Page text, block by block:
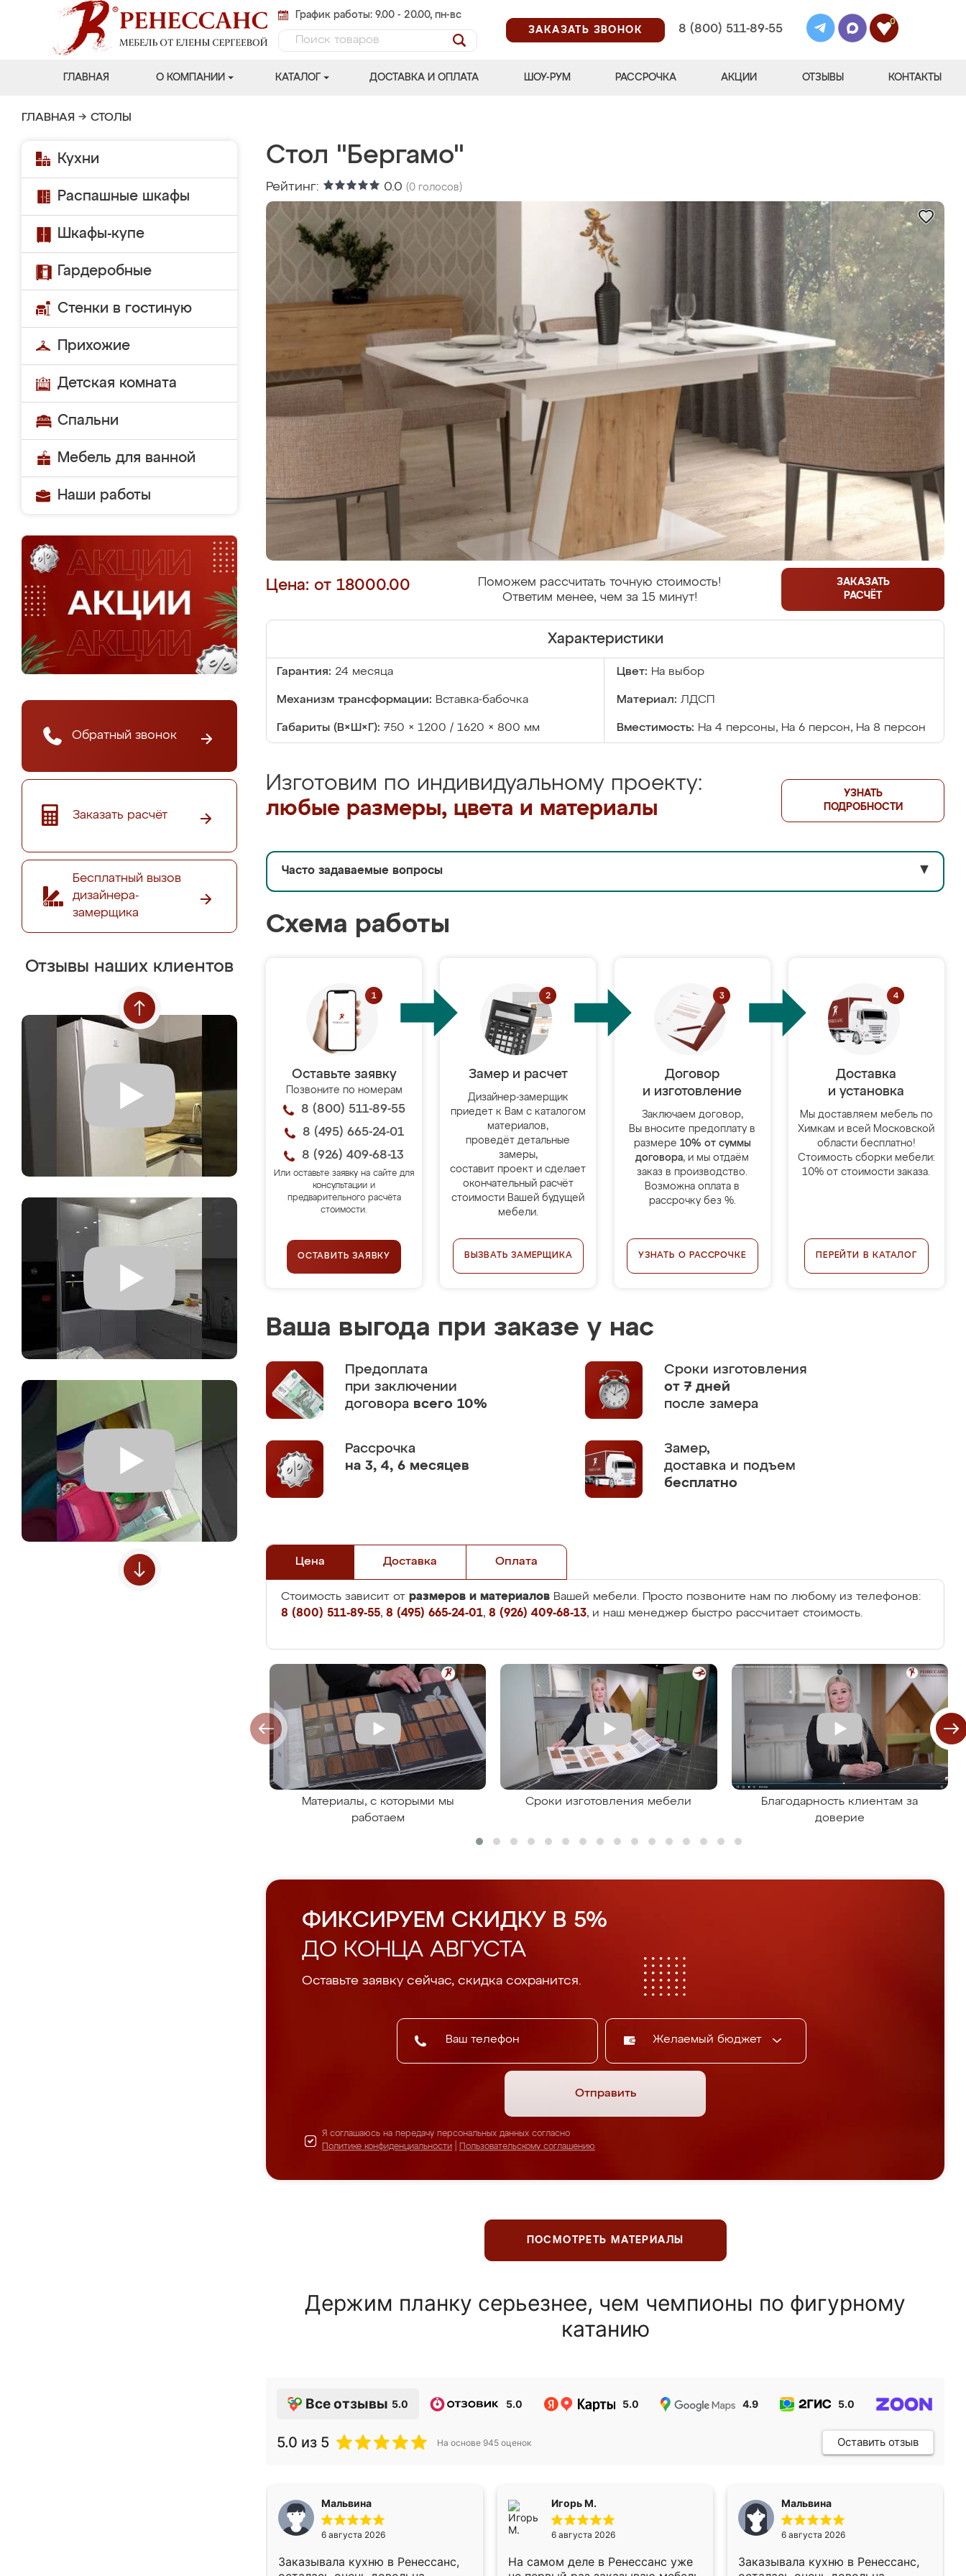
График работы: 9.00 - 20.00, пн-вс
ЗАКАЗАТЬ ЗВОНОК
8 (800) 511-89-55
0
ГЛАВНАЯ О КОМПАНИИ КАТАЛОГ ДОСТАВКА И ОПЛАТА ШОУ-РУМ РАССРОЧКА АКЦИИ ОТЗЫВЫ КОНТАКТЫ
ГЛАВНАЯ → СТОЛЫ
Кухни
Распашные шкафы
Шкафы-купе
Гардеробные
Стенки в гостиную
Прихожие
Детская комната
Спальни
Мебель для ванной
Наши работы
Обратный звонок
Заказать расчёт
Бесплатный вызов
дизайнера-
замерщика
Отзывы наших клиентов
Стол "Бергамо"
Рейтинг: 0.0 (0 голосов)
Цена: от 18000.00
Поможем рассчитать точную стоимость!
Ответим менее, чем за 15 минут!
ЗАКАЗАТЬ
РАСЧЁТ
Характеристики
Гарантия: 24 месяца Цвет: На выбор
Механизм трансформации: Вставка-бабочка Материал: ЛДСП
Габариты (В×Ш×Г): 750 × 1200 / 1620 × 800 мм Вместимость: На 4 персоны, На 6 персон, На 8 персон
Изготовим по индивидуальному проекту:
любые размеры, цвета и материалы
УЗНАТЬ
ПОДРОБНОСТИ
Часто задаваемые вопросы ▼
Схема работы
Оставьте заявку
Позвоните по номерам
8 (800) 511-89-55
8 (495) 665-24-01
8 (926) 409-68-13
Или оставьте заявку на сайте для
консультации и
предварительного расчёта
стоимости.
ОСТАВИТЬ ЗАЯВКУ
Замер и расчет
Дизайнер-замерщик
приедет к Вам с каталогом
материалов,
проведёт детальные
замеры,
составит проект и сделает
окончательный расчёт
стоимости Вашей будущей
мебели.
ВЫЗВАТЬ ЗАМЕРЩИКА
Договор
и изготовление
Заключаем договор,
Вы вносите предоплату в
размере 10% от суммы
договора, и мы отдаём
заказ в производство.
Возможна оплата в
рассрочку без %.
УЗНАТЬ О РАССРОЧКЕ
Доставка
и установка
Мы доставляем мебель по
Химкам и всей Московской
области бесплатно!
Стоимость сборки мебели:
10% от стоимости заказа.
ПЕРЕЙТИ В КАТАЛОГ
Ваша выгода при заказе у нас
Предоплата
при заключении
договора всего 10%
Сроки изготовления
от 7 дней
после замера
Рассрочка
на 3, 4, 6 месяцев
Замер,
доставка и подъем
бесплатно
Цена Доставка Оплата
Стоимость зависит от размеров и материалов Вашей мебели. Просто позвоните нам по любому из телефонов:
8 (800) 511-89-55, 8 (495) 665-24-01, 8 (926) 409-68-13, и наш менеджер быстро рассчитает стоимость.
Материалы, с которыми мы
работаем
Сроки изготовления мебели
Благодарность клиентам за
доверие
ФИКСИРУЕМ СКИДКУ В 5%
ДО КОНЦА АВГУСТА
Оставьте заявку сейчас, скидка сохранится.
Желаемый бюджет
Отправить
Я соглашаюсь на передачу персональных данных согласно
Политике конфиденциальности
Пользовательскому соглашению
ПОСМОТРЕТЬ МАТЕРИАЛЫ
Держим планку серьезнее, чем чемпионы по фигурному
катанию
Все отзывы 5.0 5.0 5.0 4.9 5.0
5.0 из 5 На основе 945 оценок Оставить отзыв
Мальвина
6 августа 2026
Заказывала кухню в Ренессанс,
Игорь М.
6 августа 2026
На самом деле в Ренессанс уже
Мальвина
6 августа 2026
Заказывала кухню в Ренессанс,